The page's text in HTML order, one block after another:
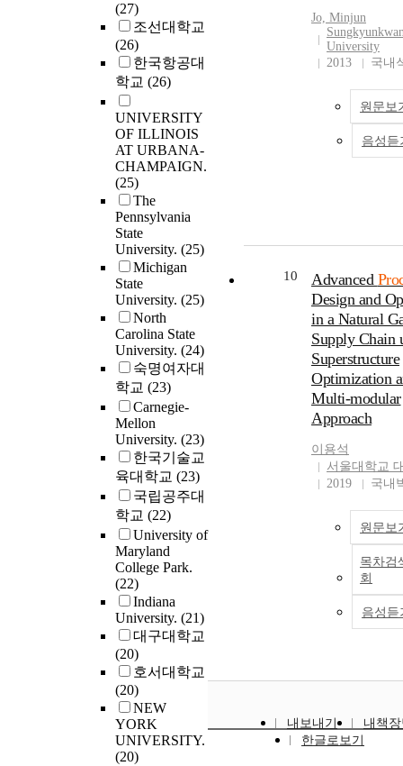
(27)
조선대학교
(26)
한국항공대
학교 (26)
UNIVERSITY
OF ILLINOIS
AT URBANA-
CHAMPAIGN.
(25)
The
Pennsylvania
State
University. (25)
Michigan
State
University. (25)
North
Carolina State
University. (24)
숙명여자대
학교 (23)
Carnegie-
Mellon
University. (23)
한국기술교
육대학교 (23)
국립공주대
학교 (22)
University of
Maryland
College Park.
(22)
Indiana
University. (21)
대구대학교
(20)
호서대학교
(20)
NEW
YORK
UNIVERSITY.
(20)
behavior of ODS
especially in
stability of the
known. In this
mechanical and
microstructural
when an electric
applied during
deformation; also,
particles survive
current densities.
steel, therefore, is
material for EA
forming.The
mechanics of EA
analytical models
experiments. The
results show that
temperature-
hardening model
predict the yield
subjected to EA
loading with
concerning the
results clearly
since the
Jo, Minjun
University
2013
국내
원문보
음성듣
10 Advanced
Design and
in a Natural
Supply Chain
Superstructure
Optimization
Multi-modular
Approach
이용석
서울대학교
2019
국내
원문보
목차검
회
음성듣
내보내기
내책
한글로보기